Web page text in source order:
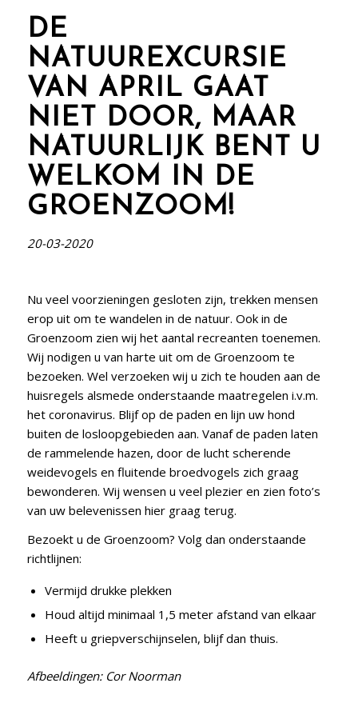
DE
NATUUREXCURSIE
VAN APRIL GAAT
NIET DOOR, MAAR
NATUURLIJK BENT U
WELKOM IN DE
GROENZOOM!
20-03-2020
Nu veel voorzieningen gesloten zijn, trekken mensen
erop uit om te wandelen in de natuur. Ook in de
Groenzoom zien wij het aantal recreanten toenemen.
Wij nodigen u van harte uit om de Groenzoom te
bezoeken. Wel verzoeken wij u zich te houden aan de
huisregels alsmede onderstaande maatregelen i.v.m.
het coronavirus. Blijf op de paden en lijn uw hond
buiten de losloopgebieden aan. Vanaf de paden laten
de rammelende hazen, door de lucht scherende
weidevogels en fluitende broedvogels zich graag
bewonderen. Wij wensen u veel plezier en zien foto’s
van uw belevenissen hier graag terug.
Bezoekt u de Groenzoom? Volg dan onderstaande
richtlijnen:
Vermijd drukke plekken
Houd altijd minimaal 1,5 meter afstand van elkaar
Heeft u griepverschijnselen, blijf dan thuis.
Afbeeldingen: Cor Noorman